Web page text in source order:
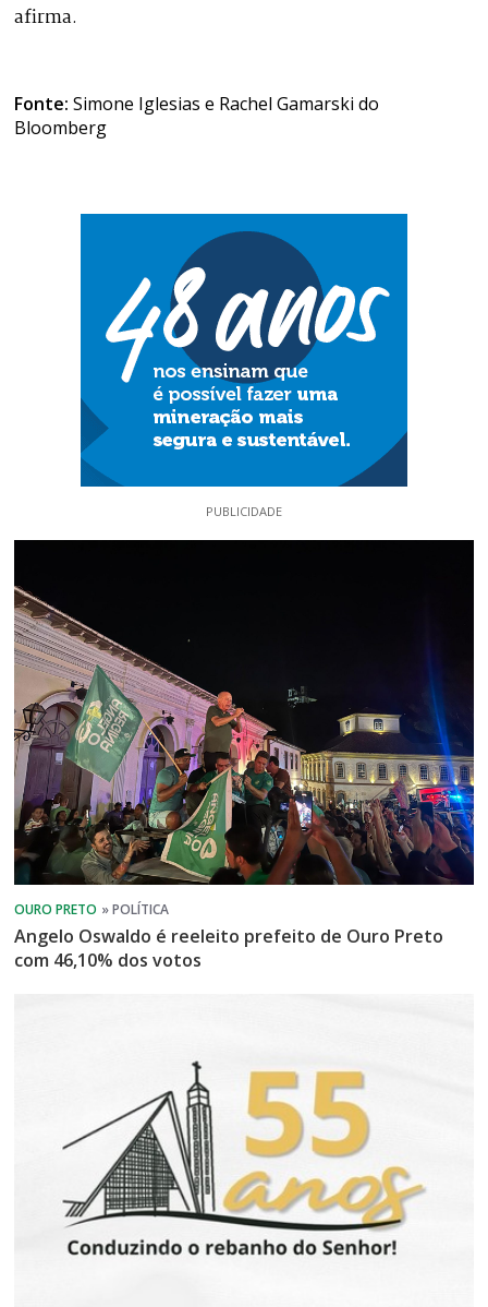
afirma.
Fonte: Simone Iglesias e Rachel Gamarski do
Bloomberg
PUBLICIDADE
Angelo Oswaldo é reeleito prefeito de Ouro Preto
com 46,10% dos votos